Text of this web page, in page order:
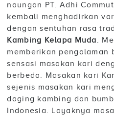
naungan PT. Adhi
kembali menghadirkan
dengan sentuhan rasa
Kambing Kelapa Muda.
memberikan pengalaman
sensasi masakan kari
berbeda. Masakan kari
sejenis masakan kari
daging kambing dan
Indonesia. Layaknya